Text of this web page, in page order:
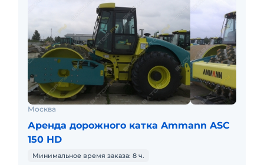
Москва
Аренда дорожного катка Ammann ASC
150 HD
Минимальное время заказа: 8 ч.